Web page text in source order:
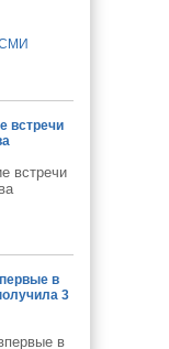
встречи
встречи
в
3
в